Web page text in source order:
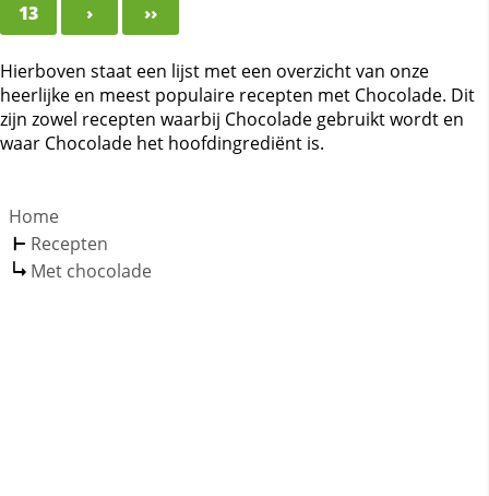
13 › ››
Hierboven staat een lijst met een overzicht van onze
heerlijke en meest populaire recepten met Chocolade. Dit
zijn zowel recepten waarbij Chocolade gebruikt wordt en
waar Chocolade het hoofdingrediënt is.
Home
Recepten
Met chocolade